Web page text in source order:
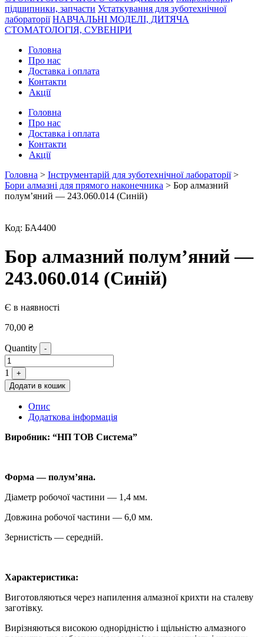
підшипники, запчасти Устаткування для зуботехнічної
лабораторії НАВЧАЛЬНІ МОДЕЛІ, ДИТЯЧА
СТОМАТОЛОГІЯ, СУВЕНІРИ
Головна
Про нас
Доставка і оплата
Контакти
Акції
Головна
Про нас
Доставка і оплата
Контакти
Акції
Головна > Інструментарій для зуботехнічної лабораторії>
Бори алмазні для прямого наконечника > Бор алмазний
полум’яний — 243.060.014 (Синій)
Код: БА4400
Бор алмазний полум’яний —
243.060.014 (Синій)
Є в наявності
70,00 ₴
Quantity -
1
+
Додати в кошик
Опис
Додаткова інформація
Виробник: “НП ТОВ Система”
Форма — полум’яна.
Діаметр робочої частини — 1,4 мм.
Довжина робочої частини — 6,0 мм.
Зернистість — середній.
Характеристика:
Виготовляються через напилення алмазної крихти на сталеву
заготівку.
Вирізняються високою однорідністю і щільністю алмазного